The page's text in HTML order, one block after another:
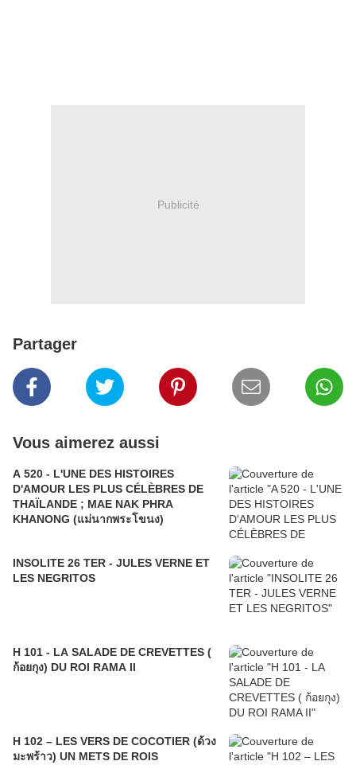
Publicité
Partager
Vous aimerez aussi
A 520 - L'UNE DES HISTOIRES
D'AMOUR LES PLUS CÉLÈBRES DE
THAÏLANDE ; MAE NAK PHRA
KHANONG (แม่นากพระโขนง)
INSOLITE 26 TER - JULES VERNE ET
LES NEGRITOS
H 101 - LA SALADE DE CREVETTES (
ก้อยกุง) DU ROI RAMA II
H 102 – LES VERS DE COCOTIER (ด้วง
มะพร้าว) UN METS DE ROIS